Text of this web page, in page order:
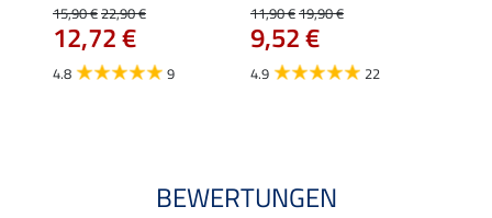
15,90 €22,90 €
12,72 €
4.8 9
11,90 €19,90 €
9,52 €
4.9 22
BEWERTUNGEN